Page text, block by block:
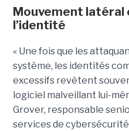
Mouvement latéral
l’identité
« Une fois que les
système, les identités
excessifs revêtent
logiciel malveillant lui-
Grover, responsable
services de